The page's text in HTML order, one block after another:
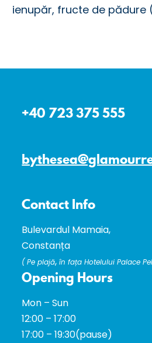
ienupăr, fructe de pădure
+40 723 375 555
Contact Info
Bulevardul Mamaia,
Constanța
(Pe plajă, în fața Hotelului Palace
Opening Hours
Mon – Sun
12:00 – 17:00
17:00 – 19:30(pause)